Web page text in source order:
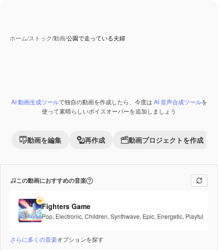
ホーム/ストック/動画/公園で走っている夫婦
Premium
AI 動画生成ツールで独自の動画を作成したら、今度は AI 音声合成ツールを
使って素晴らしいボイスオーバーを追加しましょう
動画を編集 再作成 動画プロジェクトを作成
この動画におすすめの音楽
Fighters Game
Pop, Electronic, Children, Synthwave, Epic, Energetic, Playful
さらに多くの音楽オプションを探す